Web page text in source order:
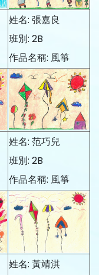
姓名: 張嘉良
班別: 2B
作品名稱: 風箏
姓名: 范巧兒
班別: 2B
作品名稱: 風箏
姓名: 黃靖淇